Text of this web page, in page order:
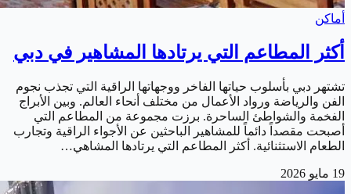
أماكن
أكثر المطاعم التي يرتادها المشاهير في دبي
تشتهر دبي بأسلوب حياتها الفاخر ووجهاتها الراقية التي تجذب نجوم
الفن والرياضة ورواد الأعمال من مختلف أنحاء العالم. وبين الأبراج
الفخمة والشواطئ الساحرة. برزت مجموعة من المطاعم التي
أصبحت مقصداً دائماً للمشاهير الباحثين عن الأجواء الراقية وتجارب
الطعام الاستثنائية. أكثر المطاعم التي يرتادها المشاهي…
19 مايو 2026